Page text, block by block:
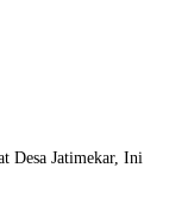
Desa Jatimekar, Ini